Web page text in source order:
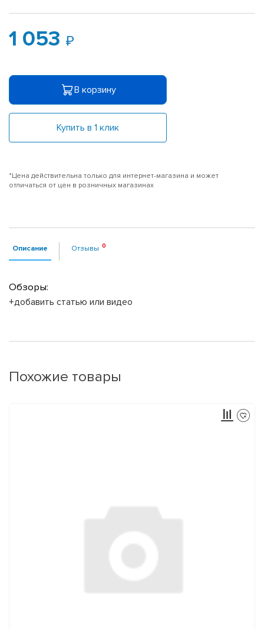
1 053
В корзину
Купить в 1 клик
*Цена действительна только для интернет-магазина и может
отличаться от цен в розничных магазинах
Описание Отзывы
Обзоры:
+добавить статью или видео
Похожие товары